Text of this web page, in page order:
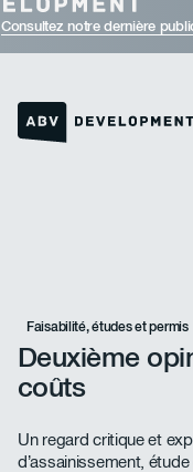
Consultez notre dernière
Faisabilité, études et permis
Deuxième
coûts
Un regard critique et
d’assainissement, étude